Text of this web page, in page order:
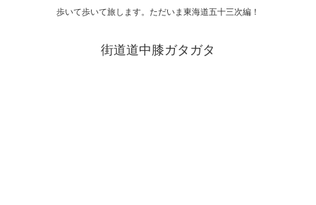
歩いて歩いて旅します。ただいま東海道五十三次編！
街道道中膝ガタガタ